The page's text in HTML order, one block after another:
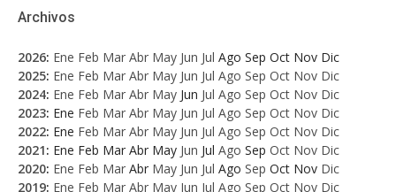
Archivos
2026: Ene Feb Mar Abr May Jun Jul Ago Sep Oct Nov Dic
2025: Ene Feb Mar Abr May Jun Jul Ago Sep Oct Nov Dic
2024: Ene Feb Mar Abr May Jun Jul Ago Sep Oct Nov Dic
2023: Ene Feb Mar Abr May Jun Jul Ago Sep Oct Nov Dic
2022: Ene Feb Mar Abr May Jun Jul Ago Sep Oct Nov Dic
2021: Ene Feb Mar Abr May Jun Jul Ago Sep Oct Nov Dic
2020: Ene Feb Mar Abr May Jun Jul Ago Sep Oct Nov Dic
2019: Ene Feb Mar Abr May Jun Jul Ago Sep Oct Nov Dic